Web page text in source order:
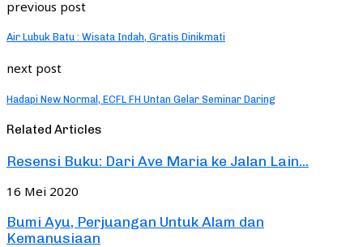
previous post
Air Lubuk Batu : Wisata Indah, Gratis Dinikmati
next post
Hadapi New Normal, ECFL FH Untan Gelar Seminar Daring
Related Articles
Resensi Buku: Dari Ave Maria ke Jalan Lain...
16 Mei 2020
Bumi Ayu, Perjuangan Untuk Alam dan
Kemanusiaan